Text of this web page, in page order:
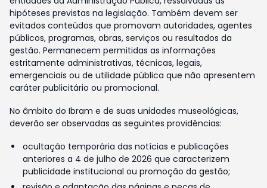
hipóteses previstas na legislação. Também devem ser
evitados conteúdos que promovam autoridades, agentes
públicos, programas, obras, serviços ou resultados da
gestão. Permanecem permitidas as informações
estritamente administrativas, técnicas, legais,
emergenciais ou de utilidade pública que não apresentem
caráter publicitário ou promocional.
No âmbito do Ibram e de suas unidades museológicas,
deverão ser observadas as seguintes providências:
ocultação temporária das notícias e publicações
anteriores a 4 de julho de 2026 que caracterizem
publicidade institucional ou promoção da gestão;